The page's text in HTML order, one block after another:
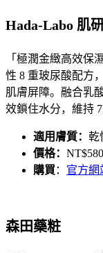
Hada-Labo 肌
「極潤金緻高效保
性 8 重玻尿酸配方
肌膚屏障。融合乳
效鎖住水分，維持
適用膚質： 乾
價格：
購買 ： 官方網
森田藥粧